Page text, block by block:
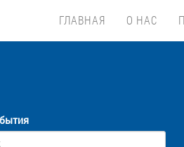
ГЛАВНАЯ О НАС